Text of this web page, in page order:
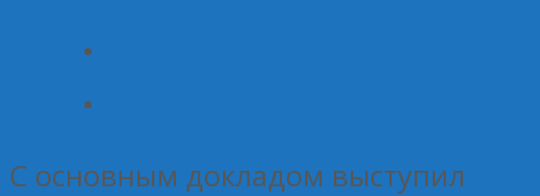
С основным докладом выступил